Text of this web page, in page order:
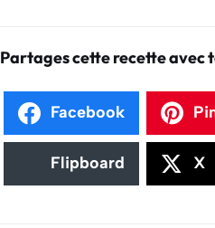
Partages cette recette avec
Facebook
Flipboard X